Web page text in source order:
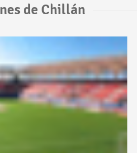
de Chillán